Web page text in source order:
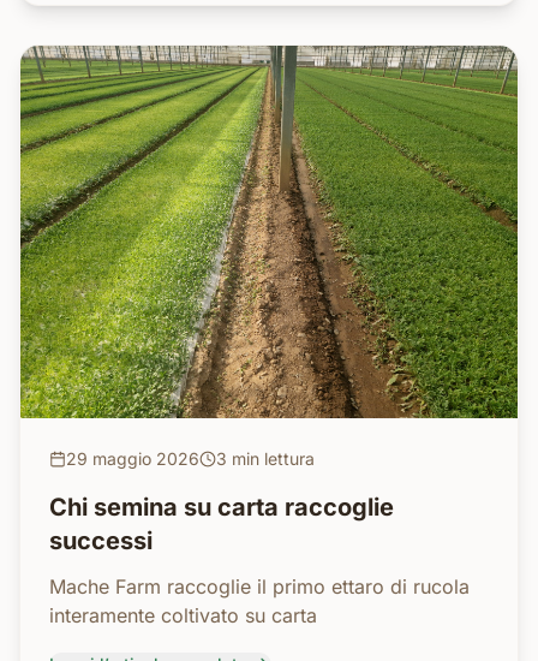
29 maggio 2026 3 min lettura
Chi semina su carta raccoglie
successi
Mache Farm raccoglie il primo ettaro di rucola
interamente coltivato su carta